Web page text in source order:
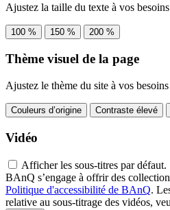
Ajustez la taille du texte à vos
100 % 150 % 200 %
Thème visuel de la page
Ajustez le thème du site à vos
Couleurs d’origine Contraste élevé
Vidéo
Afficher les sous-titres par défaut.
BAnQ s’engage à offrir des
Politique d'accessibilité de BAnQ.
relative au sous-titrage des vidéos,